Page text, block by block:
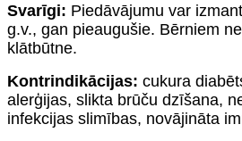
Svarīgi: Piedāvājumu var
g.v., gan pieaugušie. Bērniem
klātbūtne.
Kontrindikācijas: cukura
alerģijas, slikta brūču dzīšana,
infekcijas slimības, novājināta